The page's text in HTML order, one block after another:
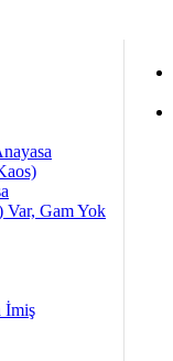
Var, Gam Yok
İmiş